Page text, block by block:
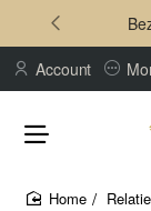
Account